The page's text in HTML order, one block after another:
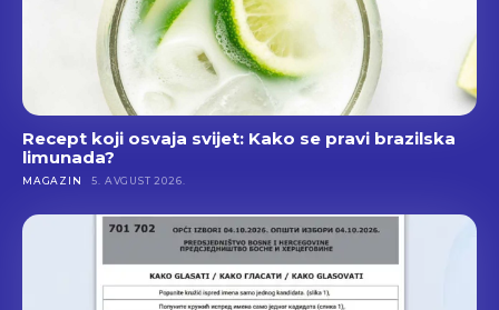
Recept koji osvaja svijet: Kako se pravi brazilska
limunada?
MAGAZIN 5. AVGUST 2026.